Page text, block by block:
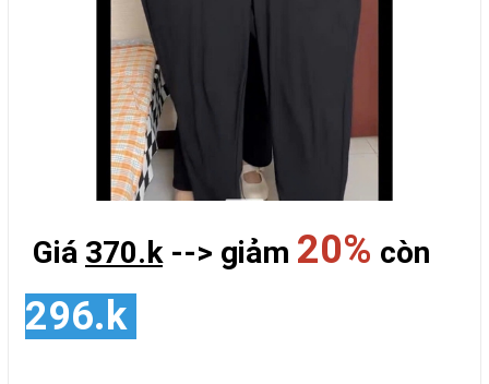
Giá 370.k--> giảm 20% còn
296.k